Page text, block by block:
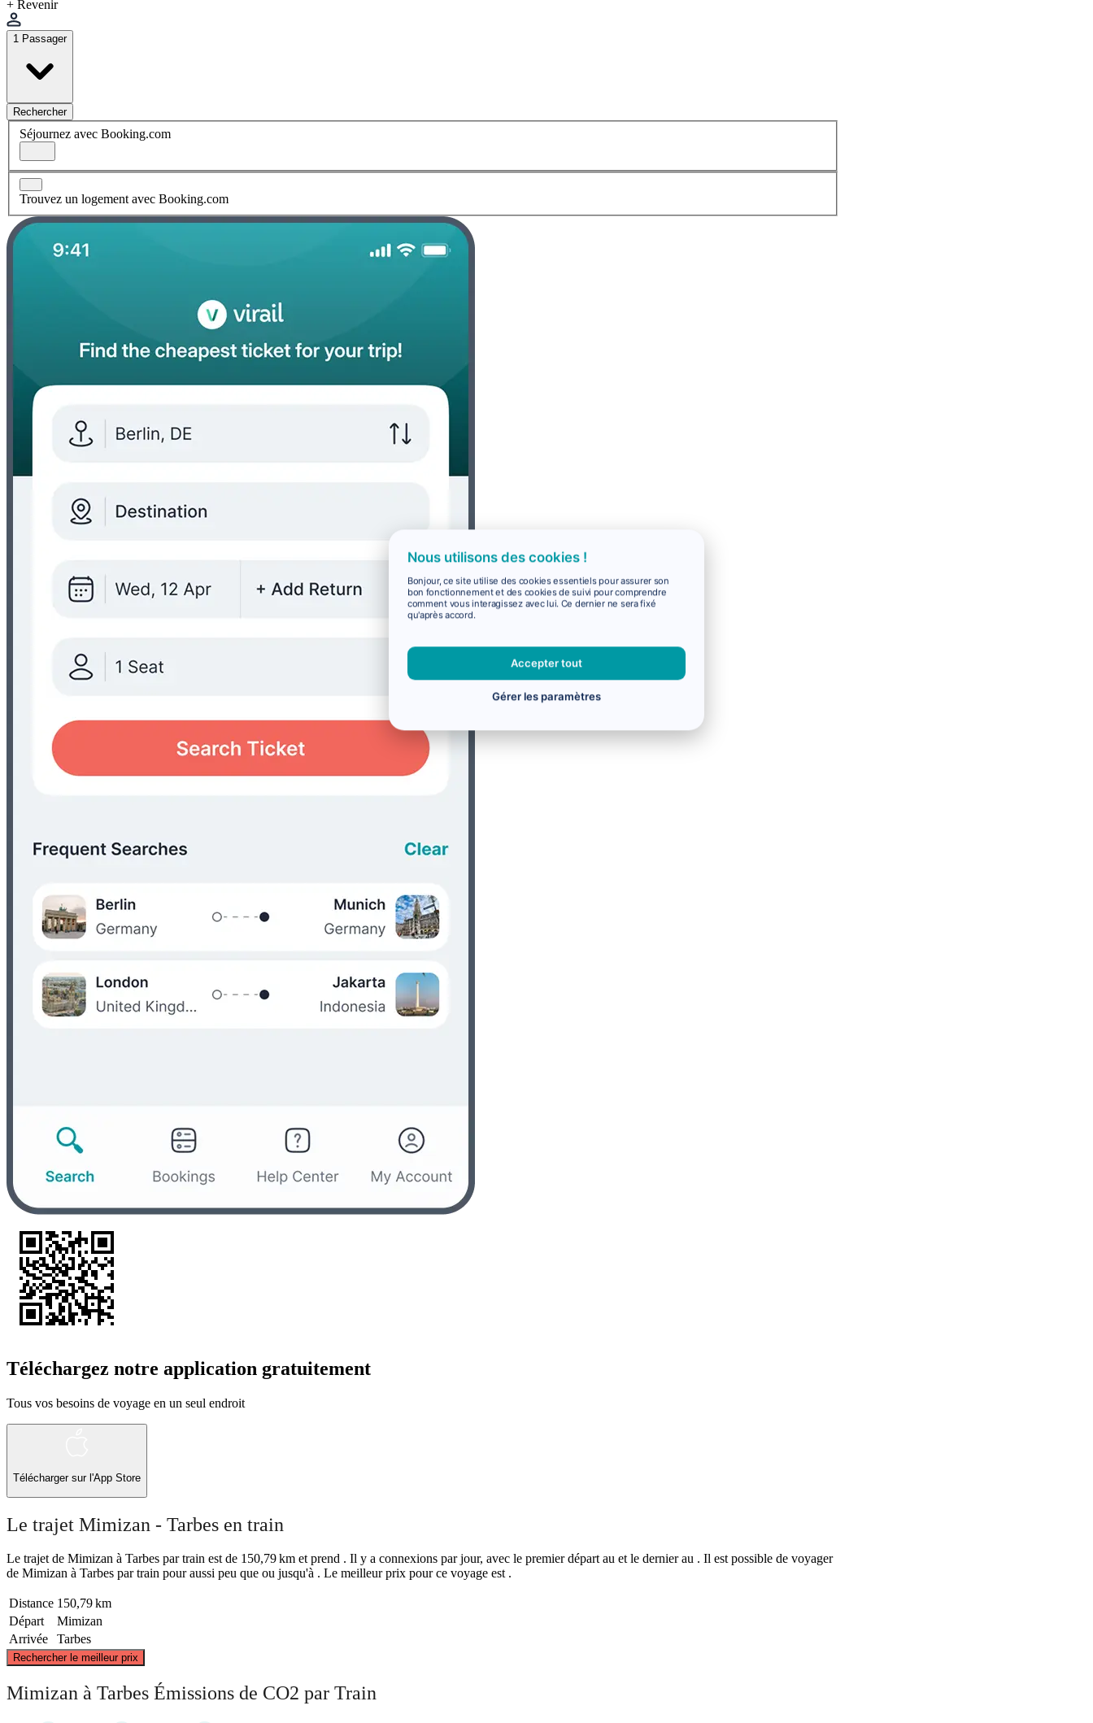
+ Revenir
1 Passager
Rechercher
Séjournez avec Booking.com
Trouvez un logement avec Booking.com
Téléchargez notre application gratuitement
Tous vos besoins de voyage en un seul endroit
Télécharger sur l'App Store
Le trajet Mimizan - Tarbes en train
Le trajet de Mimizan à Tarbes par train est de 150,79 km et prend . Il y a connexions par jour, avec le premier départ au et le dernier au . Il est possible de voyager
de Mimizan à Tarbes par train pour aussi peu que ou jusqu'à . Le meilleur prix pour ce voyage est .
Distance 150,79 km
Départ
Mimizan
Arrivée
Tarbes
Rechercher le meilleur prix
Mimizan à Tarbes Émissions de CO2 par Train
Nous utilisons des cookies !
Bonjour, ce site utilise des cookies essentiels pour assurer son
bon fonctionnement et des cookies de suivi pour comprendre
comment vous interagissez avec lui. Ce dernier ne sera fixé
qu'après accord.
Accepter tout
Gérer les paramètres